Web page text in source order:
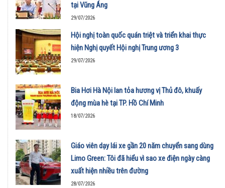
tại Vũng Áng
29/07/2026
Hội nghị toàn quốc quán triệt và triển khai thực
hiện Nghị quyết Hội nghị Trung ương 3
29/07/2026
Bia Hơi Hà Nội lan tỏa hương vị Thủ đô, khuấy
động mùa hè tại TP. Hồ Chí Minh
18/07/2026
Giáo viên dạy lái xe gần 20 năm chuyển sang dùng
Limo Green: Tôi đã hiểu vì sao xe điện ngày càng
xuất hiện nhiều trên đường
28/07/2026